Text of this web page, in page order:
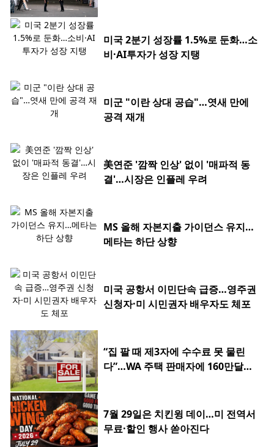
미국 2분기 성장률 1.5%로 둔화…소
비·AI투자가 성장 지탱
미군 "이란 상대 공습"…엿새 만에
공격 재개
美연준 '깜짝 인상' 없이 '매파적 동
결'…시장은 인플레 우려
MS 올해 자본지출 가이던스 유지…
메타는 하단 상향
미국 공항서 이민단속 급증…영주권
신청자·미 시민권자 배우자도 체포
“집 팔 때 제3자에 수수료 못 물린
다”…WA 주택 판매자에 160만달러
7월 29일은 치킨윙 데이…미 전역서
무료·할인 행사 쏟아진다